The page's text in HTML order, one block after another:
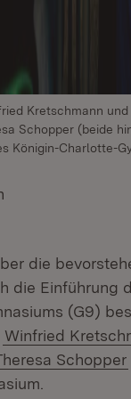
Kretschmann und
Schopper (beide
Königin-Charlotte-
die
die Einführung
(G9)
Winfried
Schopper